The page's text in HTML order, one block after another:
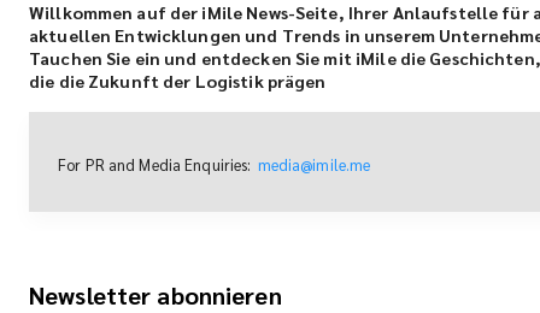
Willkommen auf der iMile News-Seite, Ihrer Anlaufstelle für
aktuellen Entwicklungen und Trends in unserem
Tauchen Sie ein und entdecken Sie mit iMile die Geschichten,
die die Zukunft der Logistik prägen
For PR and Media Enquiries: media@imile.me
Newsletter abonnieren